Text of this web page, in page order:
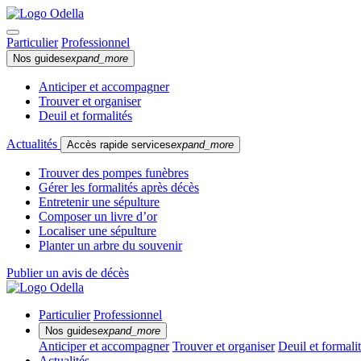
Particulier Professionnel
Nos guidesexpand_more
Anticiper et accompagner
Trouver et organiser
Deuil et formalités
Actualités Accès rapide servicesexpand_more
Trouver des pompes funèbres
Gérer les formalités après décès
Entretenir une sépulture
Composer un livre d’or
Localiser une sépulture
Planter un arbre du souvenir
Publier un avis de décès
Particulier Professionnel
Nos guidesexpand_more
Anticiper et accompagner Trouver et organiser Deuil et